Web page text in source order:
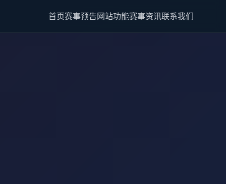
首页赛事预告网站功能赛事资讯联系我们